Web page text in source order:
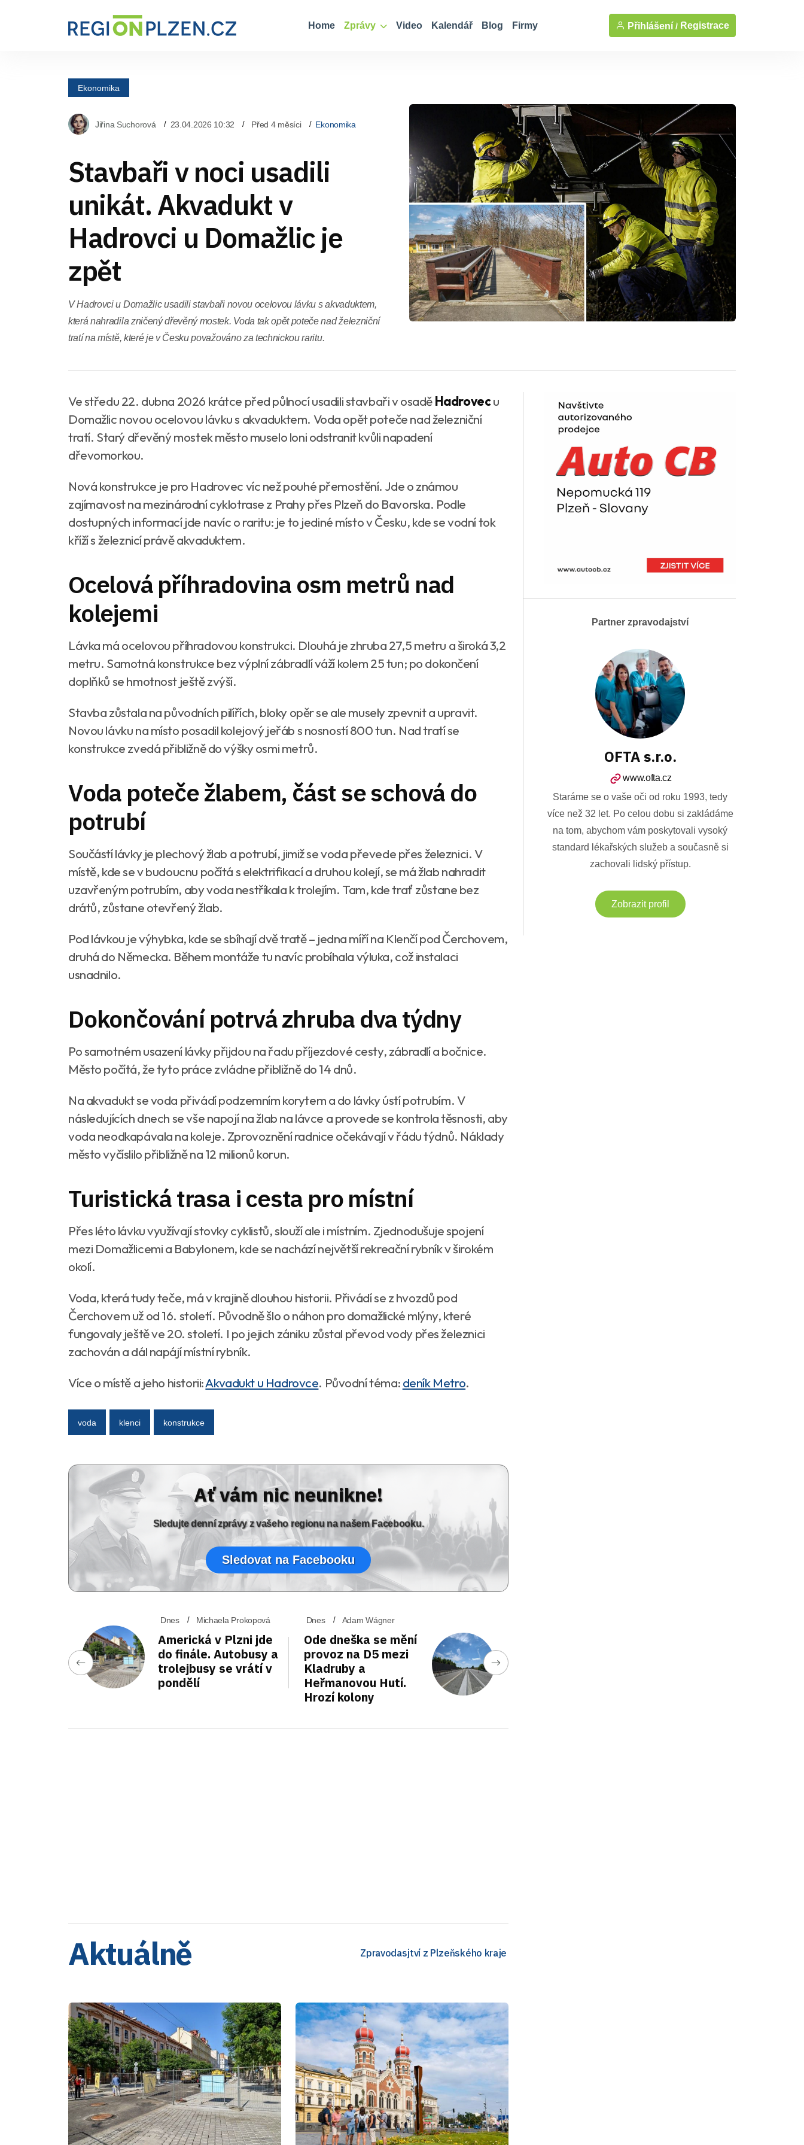
Home Zprávy Video Kalendář Blog Firmy Přihlášení / Registrace
Ekonomika
Jiřina Suchorová 23.04.2026 10:32 Před 4 měsíci Ekonomika
Stavbaři v noci usadili
unikát. Akvadukt v
Hadrovci u Domažlic je
zpět
V Hadrovci u Domažlic usadili stavbaři novou ocelovou lávku s akvaduktem,
která nahradila zničený dřevěný mostek. Voda tak opět poteče nad železniční
tratí na místě, které je v Česku považováno za technickou raritu.
Ve středu 22. dubna 2026 krátce před půlnocí usadili stavbaři v osaděHadrovecu
Domažlic novou ocelovou lávku s akvaduktem. Voda opět poteče nad železniční
tratí. Starý dřevěný mostek město muselo loni odstranit kvůli napadení
dřevomorkou.
Nová konstrukce je pro Hadrovec víc než pouhé přemostění. Jde o známou
zajímavost na mezinárodní cyklotrase z Prahy přes Plzeň do Bavorska. Podle
dostupných informací jde navíc o raritu: je to jediné místo v Česku, kde se vodní tok
kříží s železnicí právě akvaduktem.
Ocelová příhradovina osm metrů nad
kolejemi
Lávka má ocelovou příhradovou konstrukci. Dlouhá je zhruba 27,5 metru a široká 3,2
metru. Samotná konstrukce bez výplní zábradlí váží kolem 25 tun; po dokončení
doplňků se hmotnost ještě zvýší.
Stavba zůstala na původních pilířích, bloky opěr se ale musely zpevnit a upravit.
Novou lávku na místo posadil kolejový jeřáb s nosností 800 tun. Nad tratí se
konstrukce zvedá přibližně do výšky osmi metrů.
Voda poteče žlabem, část se schová do
potrubí
Součástí lávky je plechový žlab a potrubí, jimiž se voda převede přes železnici. V
místě, kde se v budoucnu počítá s elektrifikací a druhou kolejí, se má žlab nahradit
uzavřeným potrubím, aby voda nestříkala k trolejím. Tam, kde trať zůstane bez
drátů, zůstane otevřený žlab.
Pod lávkou je výhybka, kde se sbíhají dvě tratě – jedna míří na Klenčí pod Čerchovem,
druhá do Německa. Během montáže tu navíc probíhala výluka, což instalaci
usnadnilo.
Dokončování potrvá zhruba dva týdny
Po samotném usazení lávky přijdou na řadu příjezdové cesty, zábradlí a bočnice.
Město počítá, že tyto práce zvládne přibližně do 14 dnů.
Na akvadukt se voda přivádí podzemním korytem a do lávky ústí potrubím. V
následujících dnech se vše napojí na žlab na lávce a provede se kontrola těsnosti, aby
voda neodkapávala na koleje. Zprovoznění radnice očekávají v řádu týdnů. Náklady
město vyčíslilo přibližně na 12 milionů korun.
Turistická trasa i cesta pro místní
Přes léto lávku využívají stovky cyklistů, slouží ale i místním. Zjednodušuje spojení
mezi Domažlicemi a Babylonem, kde se nachází největší rekreační rybník v širokém
okolí.
Voda, která tudy teče, má v krajině dlouhou historii. Přivádí se z hvozdů pod
Čerchovem už od 16. století. Původně šlo o náhon pro domažlické mlýny, které
fungovaly ještě ve 20. století. I po jejich zániku zůstal převod vody přes železnici
zachován a dál napájí místní rybník.
Více o místě a jeho historii:Akvadukt u Hadrovce. Původní téma:deník Metro.
voda klenci konstrukce
Ať vám nic neunikne!
Sledujte denní zprávy z vašeho regionu na našem Facebooku.
Sledovat na Facebooku
Dnes Michaela Prokopová
Americká v Plzni jde
do finále. Autobusy a
trolejbusy se vrátí v
pondělí
Dnes Adam Wágner
Ode dneška se mění
provoz na D5 mezi
Kladruby a
Heřmanovou Hutí.
Hrozí kolony
Aktuálně Zpravodasjtví z Plzeňského kraje
Partner zpravodajství
OFTA s.r.o.
www.ofta.cz
Staráme se o vaše oči od roku 1993, tedy
více než 32 let. Po celou dobu si zakládáme
na tom, abychom vám poskytovali vysoký
standard lékařských služeb a současně si
zachovali lidský přístup.
Zobrazit profil